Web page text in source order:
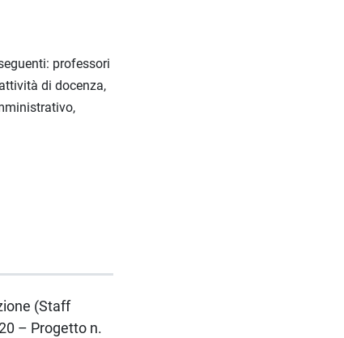
professori
di docenza,
(Staff
– Progetto n.